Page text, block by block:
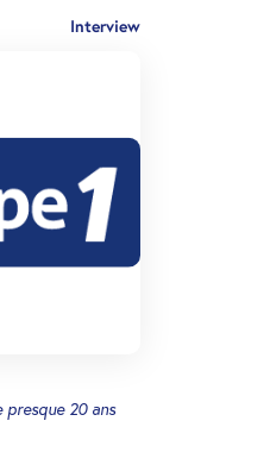
Interview
presque 20 ans